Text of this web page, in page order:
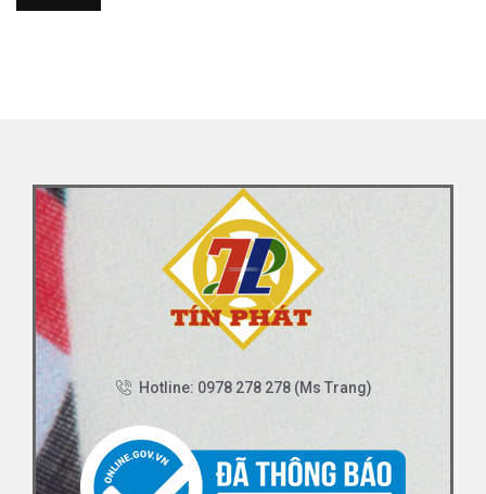
Hotline: 0978 278 278 (Ms Trang)